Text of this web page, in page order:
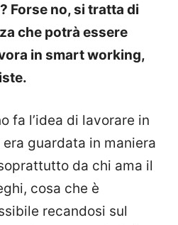
Forse no, si tratta di
che potrà essere
in smart working,
fa l’idea di lavorare in
guardata in maniera
da chi ama il
cosa che è
recandosi sul